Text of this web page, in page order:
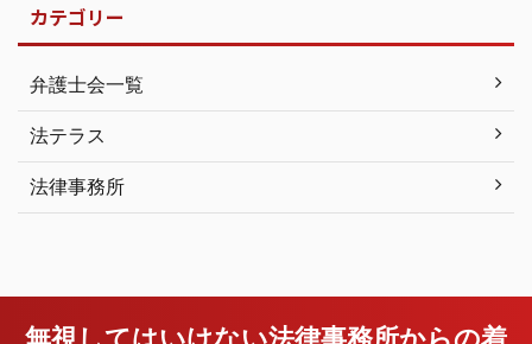
カテゴリー
弁護士会一覧
法テラス
法律事務所
無視してはいけない法律事務所からの着